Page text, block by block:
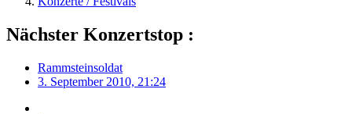
Nächster Konzertstop :
Rammsteinsoldat
3. September 2010, 21:24